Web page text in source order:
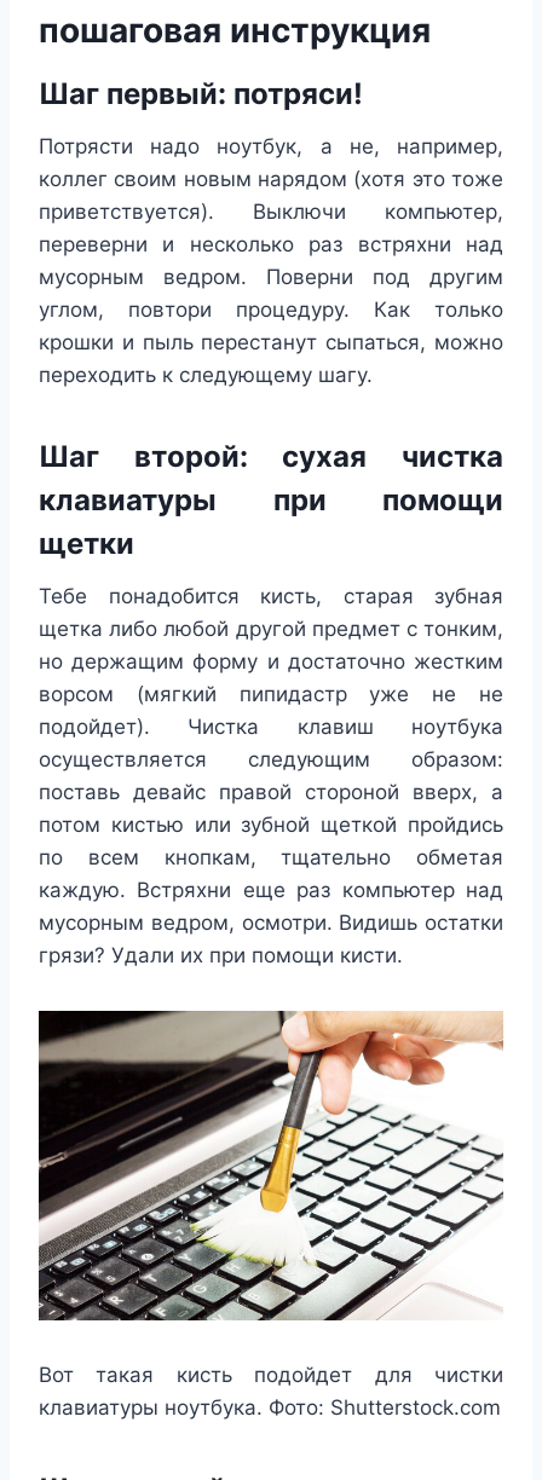
пошаговая инструкция
Шаг первый: потряси!
Потрясти надо ноутбук, а не, например,
коллег своим новым нарядом (хотя это тоже
приветствуется). Выключи компьютер,
переверни и несколько раз встряхни над
мусорным ведром. Поверни под другим
углом, повтори процедуру. Как только
крошки и пыль перестанут сыпаться, можно
переходить к следующему шагу.
Шаг второй: сухая чистка
клавиатуры при помощи
щетки
Тебе понадобится кисть, старая зубная
щетка либо любой другой предмет с тонким,
но держащим форму и достаточно жестким
ворсом (мягкий пипидастр уже не не
подойдет). Чистка клавиш ноутбука
осуществляется следующим образом:
поставь девайс правой стороной вверх, а
потом кистью или зубной щеткой пройдись
по всем кнопкам, тщательно обметая
каждую. Встряхни еще раз компьютер над
мусорным ведром, осмотри. Видишь остатки
грязи? Удали их при помощи кисти.
Вот такая кисть подойдет для чистки
клавиатуры ноутбука. Фото: Shutterstock.com